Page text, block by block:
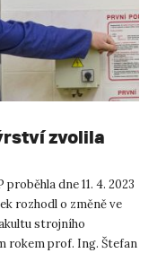
zvolila
dne 11. 4. 2023
rozhodl o změně ve
strojního
rokem prof. Ing. Štefan